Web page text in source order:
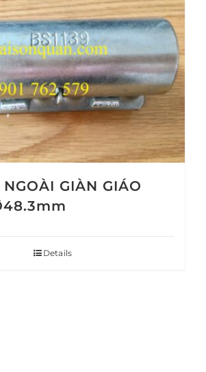
GIÀN GIÁO
Details